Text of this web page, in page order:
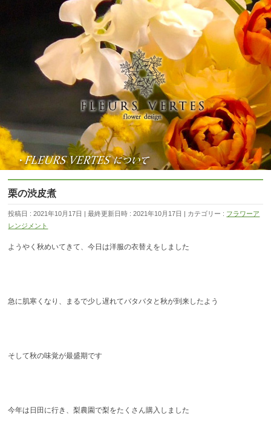
栗の渋皮煮
投稿日 : 2021年10月17日 最終更新日時 : 2021年10月17日 カテゴリー : フラワーア
レンジメント
ようやく秋めいてきて、今日は洋服の衣替えをしました
急に肌寒くなり、まるで少し遅れてバタバタと秋が到来したよう
そして秋の味覚が最盛期です
今年は日田に行き、梨農園で梨をたくさん購入しました